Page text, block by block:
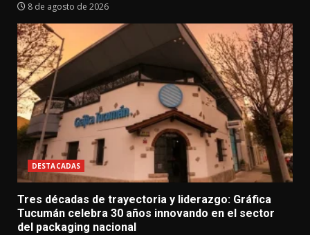
8 de agosto de 2026
DESTACADAS
Tres décadas de trayectoria y liderazgo: Gráfica
Tucumán celebra 30 años innovando en el sector
del packaging nacional